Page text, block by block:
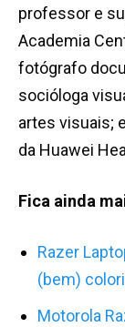
professor e
Academia
fotógrafo
socióloga
artes visuais;
da Huawei
Fica ainda
Razer
(bem)
Motorola